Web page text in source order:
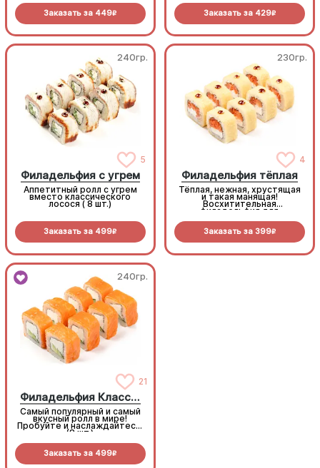
максимум вкуса (8шт.)
Заказать за 449R Заказать за 429R
240гр.
5
Филадельфия с угрем
Аппетитный ролл с угрем
вместо классического
лосося ( 8 шт.)
Заказать за 499R
230гр.
4
Филадельфия тёплая
Тёплая, нежная, хрустящая
и такая манящая!
Восхитительная
филадельфия для
роллов (8 шт.)
Заказать за 399R
240гр.
21
Филадельфия Классическая
Самый популярный и самый
вкусный ролл в мире!
Пробуйте и наслаждайтесь!
(8 шт.)
Заказать за 499R